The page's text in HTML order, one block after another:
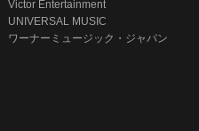
Victor Entertainment
UNIVERSAL MUSIC
ワーナーミュージック・ジャパン